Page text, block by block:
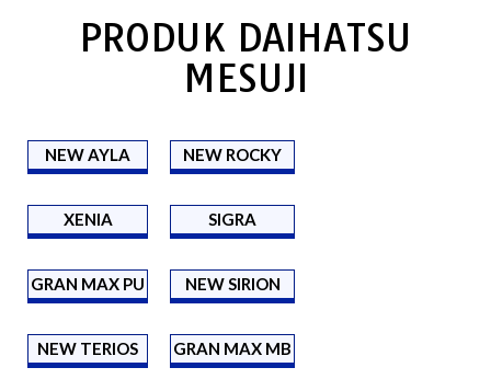
PRODUK DAIHATSU
MESUJI
NEW AYLA NEW ROCKY
XENIA SIGRA
GRAN MAX PU NEW SIRION
NEW TERIOS GRAN MAX MB